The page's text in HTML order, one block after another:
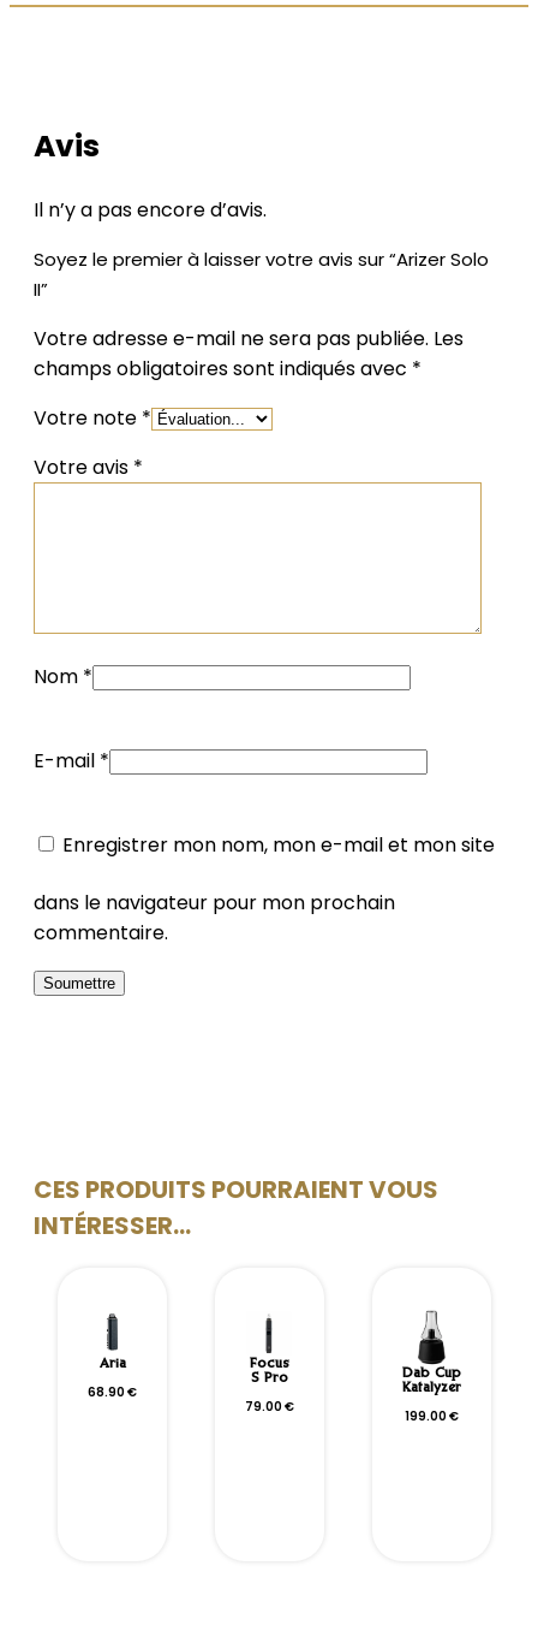
Avis
Il n’y a pas encore d’avis.
Soyez le premier à laisser votre avis sur “Arizer Solo
II”
Votre adresse e-mail ne sera pas publiée. Les
champs obligatoires sont indiqués avec *
Votre note *
Votre avis *
Nom *
E-mail *
Enregistrer mon nom, mon e-mail et mon site
dans le navigateur pour mon prochain
commentaire.
CES PRODUITS POURRAIENT VOUS
INTÉRESSER...
Aria
68.90 €
Focus
S Pro
79.00 €
Dab Cup
Katalyzer
199.00 €